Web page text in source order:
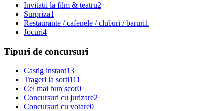
Invitatii la film & teatru2
Surpriza1
Restaurante / cafenele / cluburi / baruri1
Jocuri4
Tipuri de concursuri
Castig instant13
Trageri la sorti111
Cel mai bun scor0
Concursuri cu jurizare2
Concursuri cu votare0